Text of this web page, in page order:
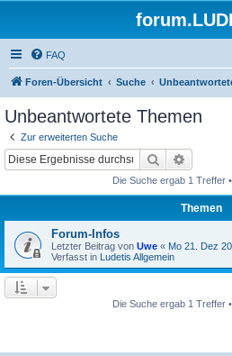
FAQ
Foren-Übersicht Suche
Unbeantwortete Themen
Zur erweiterten Suche
Suche
Die Suche ergab 1 Treffer
Themen
Forum-Infos
Letzter Beitrag von Uwe « Mo 21. Dez
Verfasst in Ludetis Allgemein
Die Suche ergab 1 Treffer